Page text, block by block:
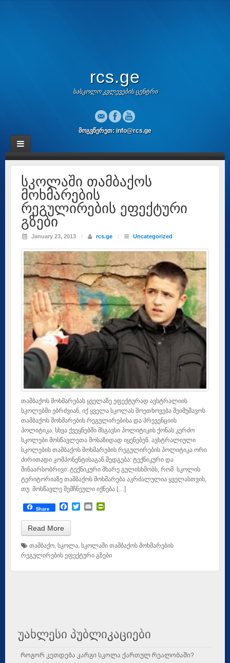
rcs.ge
სასკოლო კვლევების ცენტრი
მოგვწერეთ: info@rcs.ge
სკოლაში თამბაქოს
მოხმარების
რეგულირების ეფექტური
გზები
January 23, 2013 / rcs.ge / Uncategorized
თამბაქოს მოხმარებას ყველაზე ეფექტურად ავსტრალიის
სკოლებში ებრძვიან, იქ ყველა სკოლას მოეთხოვება შეიმუშავოს
თამბაქოს მოხმარების რეგულირებისა და პრევენციის
პოლიტიკა. სხვა ქვეყნებში მსგავსი პოლიტიკის ქონას კერძო
სკოლები მოსწავლეთა მოსაზიდად იყენებენ. ავსტრალიული
სკოლების თამბაქოს მოხმარების რეგულირების პოლიტიკა ორი
ძირითადი კომპონენტისაგან შედგება: ტექნიკური და
შინაარსობრივი: ტექნიკური მხარე გულისხმობს, რომ სკოლის
ტერიტორიაზე თამბაქოს მოხმარება აკრძალულია ყველასთვის,
თუ მოსწავლე შემჩნეული იქნება […]
Share Facebook
TwitterEmail
Read More
თამბაქო, სკოლა, სკოლაში თამბაქოს მოხმარების
რეგულირების ეფექტური გზები
უახლესი პუბლიკაციები
Როგორ კეთდება კარგი სკოლა ქართულ რეალობაში?